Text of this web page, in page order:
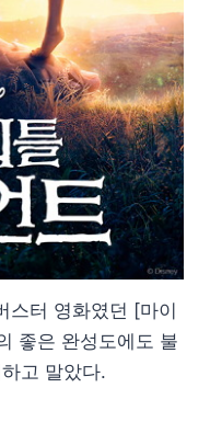
스터 영화였던 [마이
좋은 완성도에도 불
고 말았다.